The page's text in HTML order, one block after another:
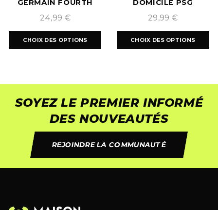
GERMAIN FOURTH
2024/2025
24,99 €
CHOIX DES OPTIONS
DOMICILE PSG
EDITION BACK 2 BACK
29,99 €
CHOIX DES OPTIONS
SOYEZ LE PREMIER INFORMÉ
DES NOUVEAUTÉS
REJOINDRE LA COMMUNAUTÉ